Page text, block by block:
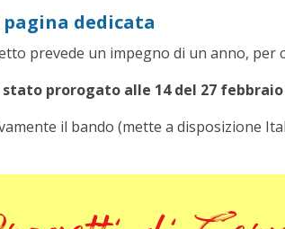
dedicata
prevede un impegno di un anno, per
stato prorogato alle 14 del 27 febbraio
il bando (mette a disposizione